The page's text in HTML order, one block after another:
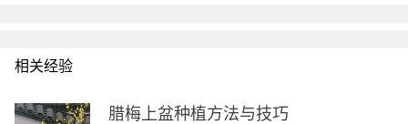
相关经验
腊梅上盆种植方法与技巧